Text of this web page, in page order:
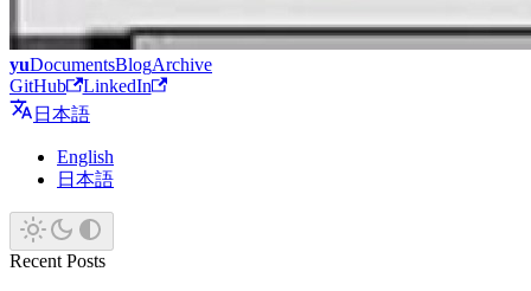
yuDocumentsBlogArchive
GitHub
LinkedIn
日本語
English
日本語
Recent Posts